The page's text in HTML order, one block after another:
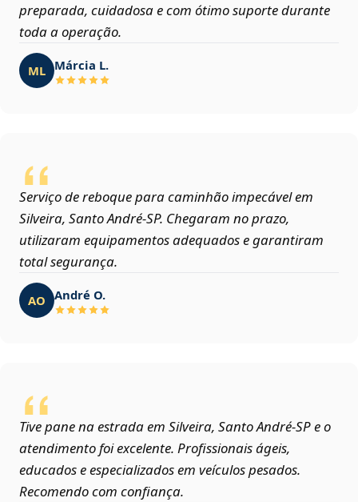
preparada, cuidadosa e com ótimo suporte durante
toda a operação.
ML Márcia L.
Serviço de reboque para caminhão impecável em
Silveira, Santo André‑SP. Chegaram no prazo,
utilizaram equipamentos adequados e garantiram
total segurança.
AO André O.
Tive pane na estrada em Silveira, Santo André‑SP e o
atendimento foi excelente. Profissionais ágeis,
educados e especializados em veículos pesados.
Recomendo com confiança.